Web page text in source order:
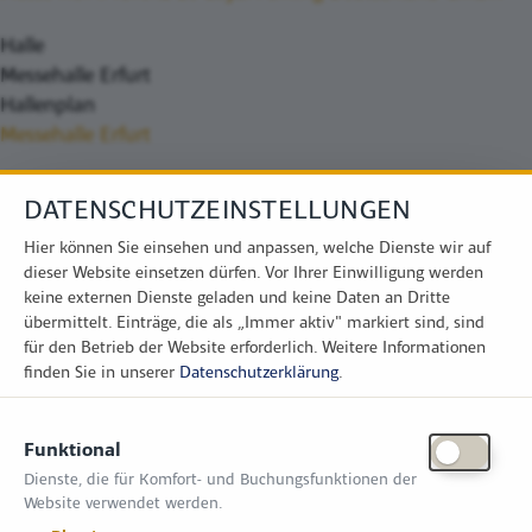
Halle
Messehalle Erfurt
Hallenplan
Messehalle Erfurt
Zimper Media GmbH
Reinhardtstr. 31, 10117 Berlin
Tel.: +49 (0) 30 814 50 12 600
DATENSCHUTZEINSTELLUNGEN
Hier können Sie einsehen und anpassen, welche Dienste wir auf
dieser Website einsetzen dürfen. Vor Ihrer Einwilligung werden
keine externen Dienste geladen und keine Daten an Dritte
übermittelt. Einträge, die als „Immer aktiv" markiert sind, sind
für den Betrieb der Website erforderlich. Weitere Informationen
finden Sie in unserer Datenschutzerklärung.
Funktional
Dienste, die für Komfort- und Buchungsfunktionen der
Website verwendet werden.